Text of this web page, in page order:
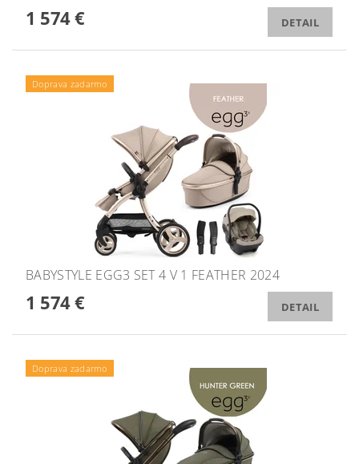
1 574 € DETAIL
Doprava zadarmo
BABYSTYLE EGG3 SET 4 V 1 FEATHER 2024
1 574 € DETAIL
Doprava zadarmo